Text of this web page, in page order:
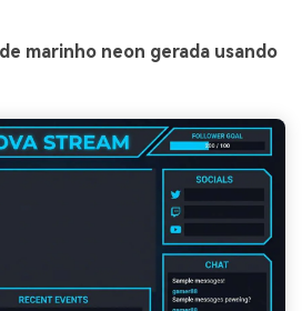
marinho neon gerada usando